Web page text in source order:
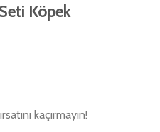
Köpek
kaçırmayın!